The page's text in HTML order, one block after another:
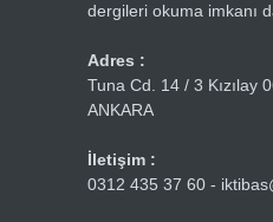
dergileri okuma imkanı
Adres :
Tuna Cd. 14 / 3 Kızılay
ANKARA
İletişim :
0312 435 37 60 -